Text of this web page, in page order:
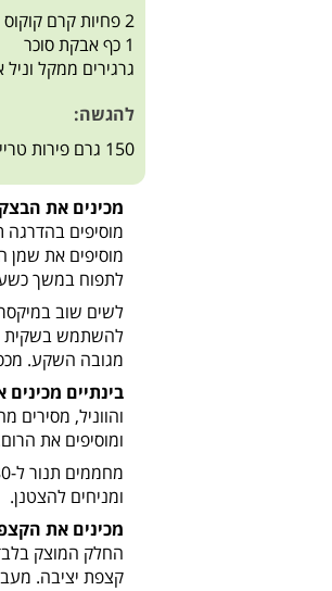
2 פחיות קרם קוקוס שאוחסן במקרר לפחות 24 שעות
1 כף אבקת סוכר
גרגירים ממקל
להגשה:
150 גרם פירות טריים חתוכים לקוביות (קיווי, אפרסמון, גרגרי רימון)
מכינים את
מוסיפים את שמן
לתפוח במשך
לשים שוב
מגובה השקע.
בינתיים
ומוסיפים את
ומניחים להצטנן.
מכינים את
החלק המוצק
קצפת יציבה.